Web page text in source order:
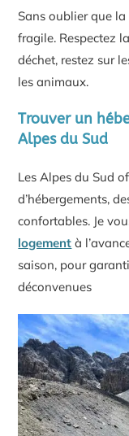
Sans oublier que
fragile. Respectez
déchet, restez sur
les animaux.
Trouver un
Alpes du Sud
Les Alpes du Sud
d’hébergements,
confortables. Je
logement à
saison, pour
déconvenues